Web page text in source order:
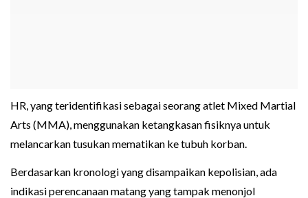
HR, yang teridentifikasi sebagai seorang atlet Mixed Martial
Arts (MMA), menggunakan ketangkasan fisiknya untuk
melancarkan tusukan mematikan ke tubuh korban.
Berdasarkan kronologi yang disampaikan kepolisian, ada
indikasi perencanaan matang yang tampak menonjol